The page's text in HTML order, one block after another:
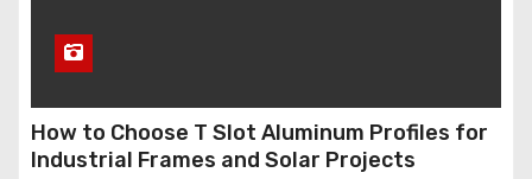
How to Choose T Slot Aluminum Profiles for
Industrial Frames and Solar Projects